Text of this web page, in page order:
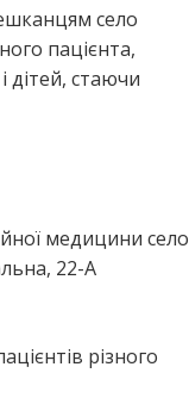
село
пацієнта,
дітей, стаючи
медицини село
22-А
різного